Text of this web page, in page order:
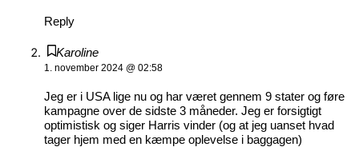
Reply
Karoline
1. november 2024 @ 02:58
Jeg er i USA lige nu og har været gennem 9 stater og føre
kampagne over de sidste 3 måneder. Jeg er forsigtigt
optimistisk og siger Harris vinder (og at jeg uanset hvad
tager hjem med en kæmpe oplevelse i baggagen)